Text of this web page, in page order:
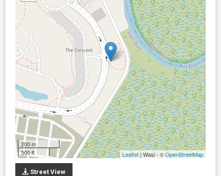
200 m
500 ft
Leaflet | Wasi - ©OpenStreetMap
Street View